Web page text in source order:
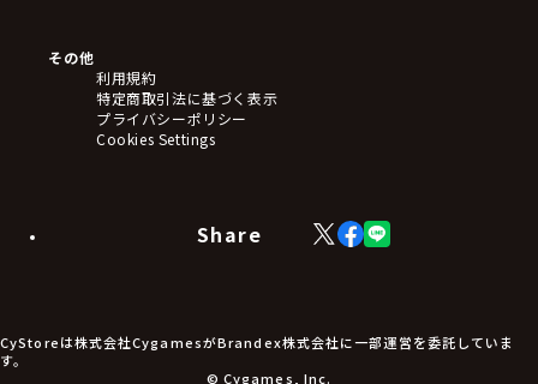
ステッカー・シール・カード
タペストリー・ポスター
アームサポーター
ブレードホルダー
食品・飲料品
アパレル小物
アクセサリー
その他
利用規約
特定商取引法に基づく表示
プライバシーポリシー
Cookies Settings
Share
X
(Twitter)
Facebook
LINE
CyStoreは株式会社CygamesがBrandex株式会社に一部運営を委託していま
す。
© Cygames, Inc.